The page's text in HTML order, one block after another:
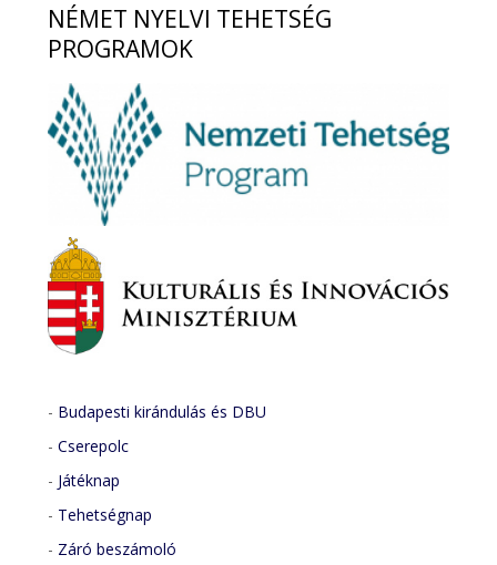
NÉMET NYELVI TEHETSÉG
PROGRAMOK
- Budapesti kirándulás és DBU
-Cserepolc
- Játéknap
- Tehetségnap
- Záró beszámoló